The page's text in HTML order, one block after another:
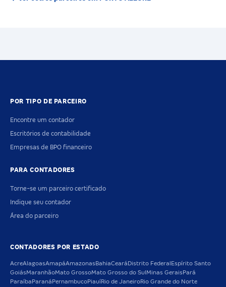
POR TIPO DE PARCEIRO
Encontre um contador
Escritórios de contabilidade
Empresas de BPO financeiro
PARA CONTADORES
Torne-se um parceiro certificado
Indique seu contador
Área do parceiro
CONTADORES POR ESTADO
AcreAlagoasAmapáAmazonas BahiaCeará Distrito Federal Espírito Santo
GoiásMaranhãoMato GrossoMato Grosso do Sul Minas Gerais Pará
Paraíba Paraná PernambucoPiauíRio de JaneiroRio Grande do Norte